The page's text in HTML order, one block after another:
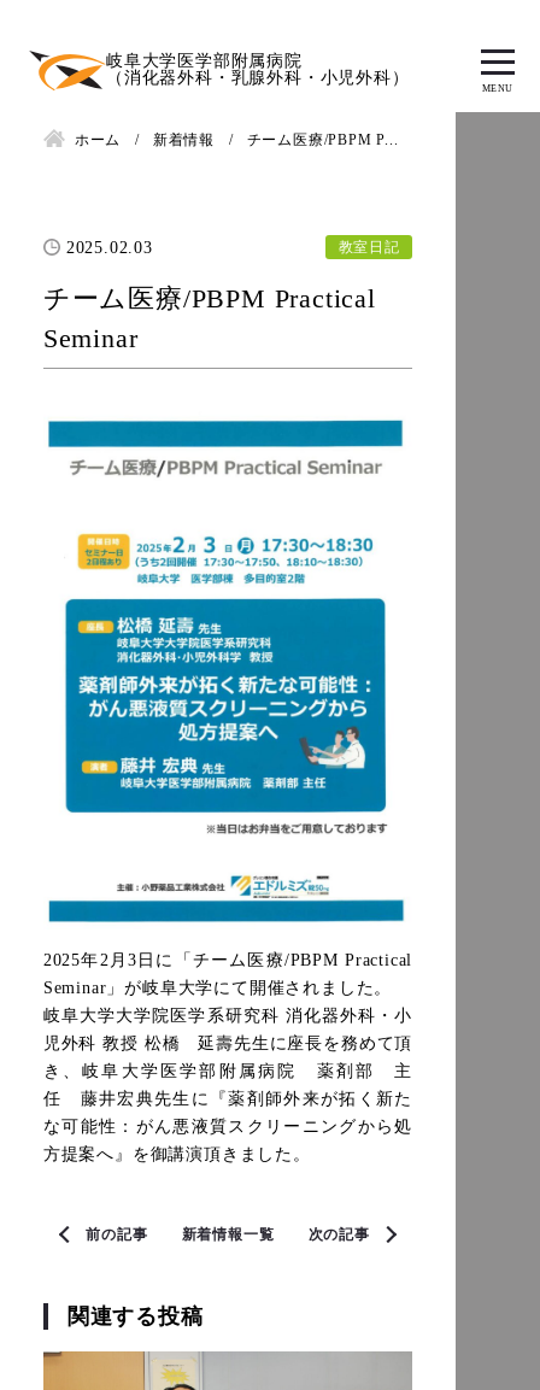
岐阜大学医学部附属病院
（消化器外科・乳腺外科・小児外科）
ホーム 新着情報 チーム医療/PBPM P...
2025.02.03 教室日記
チーム医療/PBPM Practical
Seminar
2025年2月3日に「チーム医療/PBPM Practical
Seminar」が岐阜大学にて開催されました。
岐阜大学大学院医学系研究科 消化器外科・小
児外科 教授 松橋　延壽先生に座長を務めて頂
き、岐阜大学医学部附属病院　薬剤部　主
任　藤井宏典先生に『薬剤師外来が拓く新た
な可能性：がん悪液質スクリーニングから処
方提案へ』を御講演頂きました。
前の記事 次の記事
新着情報一覧
関連する投稿